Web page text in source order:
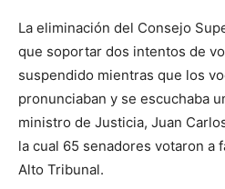
La eliminación del Consejo
que soportar dos intentos de
suspendido mientras que los
pronunciaban y se escuchaba
ministro de Justicia, Juan
la cual 65 senadores votaron a
Alto Tribunal.